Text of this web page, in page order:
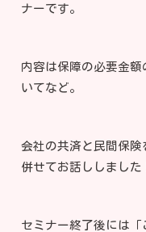
ナーです。
内容は保障の必要金
いてなど。
会社の共済と民間保険
併せてお話ししました
セミナー終了後には「